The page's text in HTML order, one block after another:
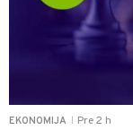
EKONOMIJA Pre 2 h